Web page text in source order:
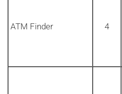
ATM Finder 4